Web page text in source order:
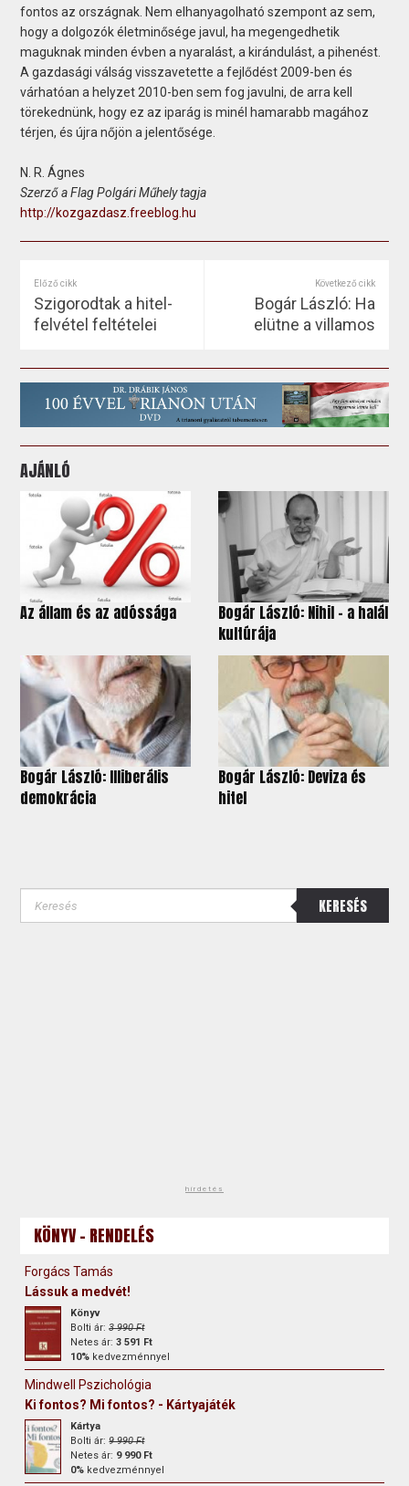
fontos az országnak. Nem elhanyagolható szempont az sem,
hogy a dolgozók életminősége javul, ha megengedhetik
maguknak minden évben a nyaralást, a kirándulást, a pihenést.
A gazdasági válság visszavetette a fejlődést 2009-ben és
várhatóan a helyzet 2010-ben sem fog javulni, de arra kell
törekednünk, hogy ez az iparág is minél hamarabb magához
térjen, és újra nőjön a jelentősége.
N. R. Ágnes
Szerző a Flag Polgári Műhely tagja
http://kozgazdasz.freeblog.hu
Előző cikk
Szigorodtak a hitel-
felvétel feltételei
Következő cikk
Bogár László: Ha
elütne a villamos
AJÁNLÓ
Az állam és az adóssága
Bogár László: Nihil - a halál
kultúrája
Bogár László: Illiberális
demokrácia
Bogár László: Deviza és
hitel
KERESÉS
hirdetés
KÖNYV - RENDELÉS
Forgács Tamás
Lássuk a medvét!
Könyv
Bolti ár:3 990 Ft
Netes ár:3 591 Ft
10% kedvezménnyel
Mindwell Pszichológia
Ki fontos? Mi fontos? - Kártyajáték
Kártya
Bolti ár:9 990 Ft
Netes ár: 9 990 Ft
0% kedvezménnyel